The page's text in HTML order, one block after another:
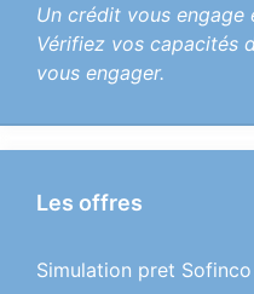
Un crédit vous
Vérifiez vos capacités
vous engager.
Les offres
Simulation pret Sofinco